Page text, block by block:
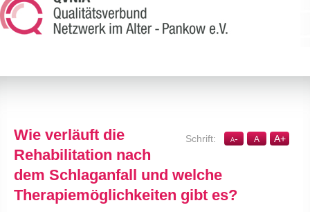
A+
A
A-
Wie verläuft die
Rehabilitation nach
dem Schlaganfall und welche
Therapiemöglichkeiten gibt es?